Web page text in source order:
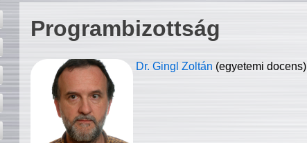
Programbizottság
Dr. Gingl Zoltán (egyetemi docens)